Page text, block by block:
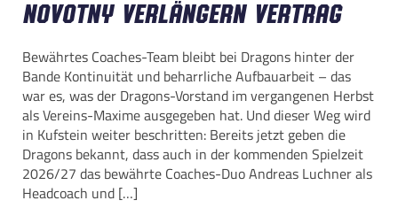
Novotny verlängern Vertrag
Bewährtes Coaches-Team bleibt bei Dragons hinter der
Bande Kontinuität und beharrliche Aufbauarbeit – das
war es, was der Dragons-Vorstand im vergangenen Herbst
als Vereins-Maxime ausgegeben hat. Und dieser Weg wird
in Kufstein weiter beschritten: Bereits jetzt geben die
Dragons bekannt, dass auch in der kommenden Spielzeit
2026/27 das bewährte Coaches-Duo Andreas Luchner als
Headcoach und […]